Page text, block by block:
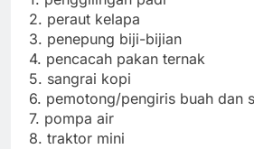
2. peraut kelapa
3. penepung biji-bijian
4. pencacah pakan ternak
5. sangrai kopi
6. pemotong/pengiris buah dan
7. pompa air
8. traktor mini